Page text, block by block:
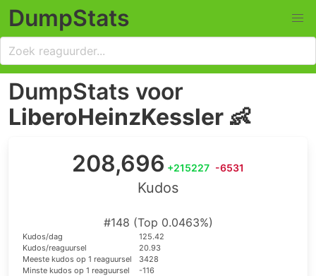
DumpStats
DumpStats voor
LiberoHeinzKessler 👶
208,696 +215227 -6531
Kudos
#148 (Top 0.0463%)
Kudos/dag
125.42
Kudos/reaguursel
20.93
Meeste kudos op 1 reaguursel
3428
Minste kudos op 1 reaguursel
-116